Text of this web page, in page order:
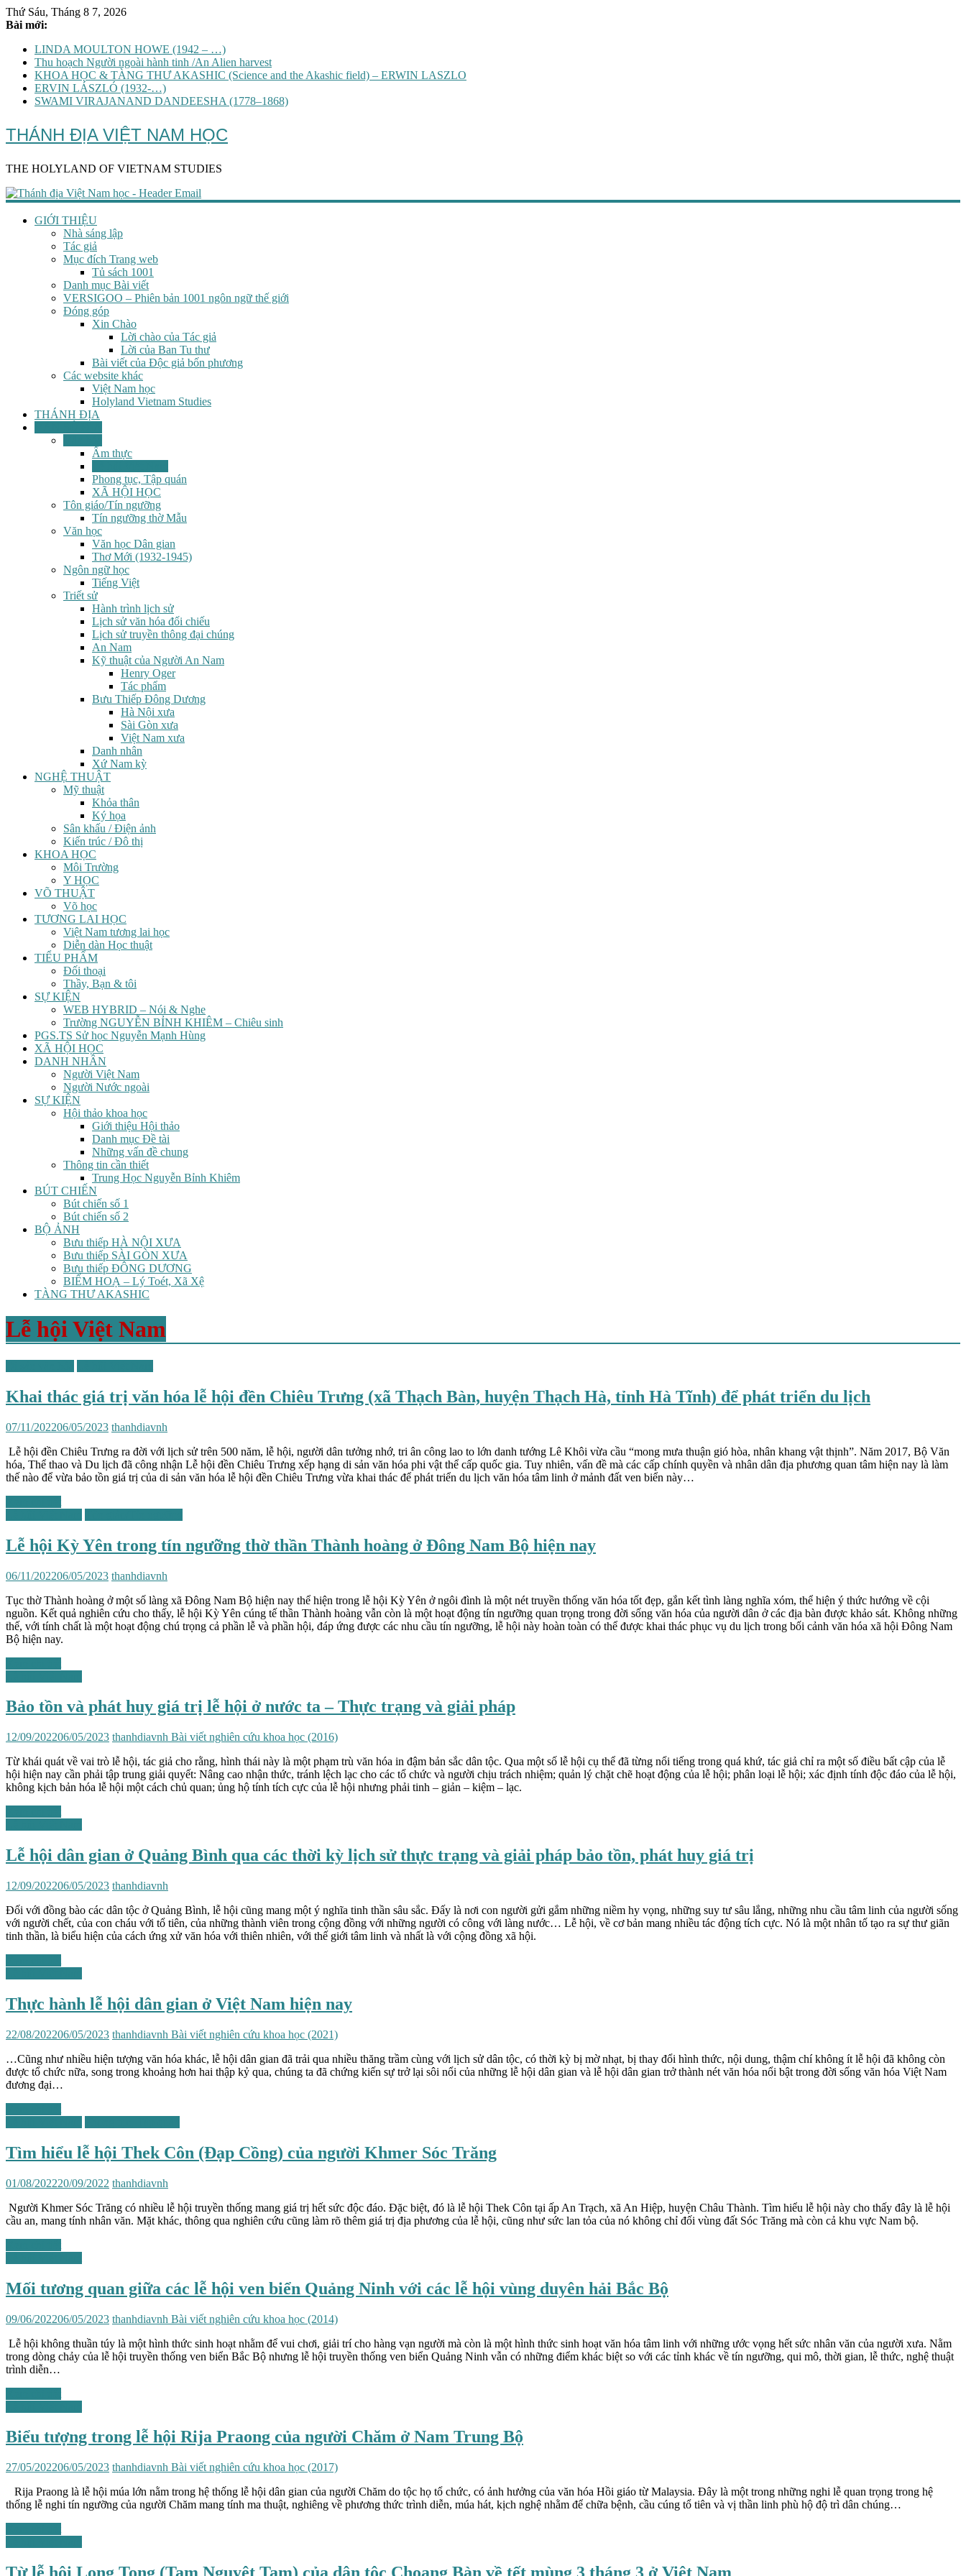
Thứ Sáu, Tháng 8 7, 2026
Bài mới:
LINDA MOULTON HOWE (1942 – …)
Thu hoạch Người ngoài hành tinh /An Alien harvest
KHOA HỌC & TÀNG THƯ AKASHIC (Science and the Akashic field) – ERWIN LASZLO
ERVIN LÁSZLÓ (1932-…)
SWAMI VIRAJANAND DANDEESHA (1778–1868)
THÁNH ĐỊA VIỆT NAM HỌC
THE HOLYLAND OF VIETNAM STUDIES
GIỚI THIỆU
Nhà sáng lập
Tác giả
Mục đích Trang web
Tủ sách 1001
Danh mục Bài viết
VERSIGOO – Phiên bản 1001 ngôn ngữ thế giới
Đóng góp
Xin Chào
Lời chào của Tác giả
Lời của Ban Tu thư
Bài viết của Độc giả bốn phương
Các website khác
Việt Nam học
Holyland Vietnam Studies
THÁNH ĐỊA
Ẩm thực
Phong tục, Tập quán
XÃ HỘI HỌC
Tôn giáo/Tín ngưỡng
Tín ngưỡng thờ Mẫu
Văn học
Văn học Dân gian
Thơ Mới (1932-1945)
Ngôn ngữ học
Tiếng Việt
Triết sử
Hành trình lịch sử
Lịch sử văn hóa đối chiếu
Lịch sử truyền thông đại chúng
An Nam
Kỹ thuật của Người An Nam
Henry Oger
Tác phẩm
Bưu Thiếp Đông Dương
Hà Nội xưa
Sài Gòn xưa
Việt Nam xưa
Danh nhân
Xứ Nam kỳ
NGHỆ THUẬT
Mỹ thuật
Khỏa thân
Ký họa
Sân khấu / Điện ảnh
Kiến trúc / Đô thị
KHOA HỌC
Môi Trường
Y HỌC
VÕ THUẬT
Võ học
TƯƠNG LAI HỌC
Việt Nam tương lai học
Diễn dàn Học thuật
TIỂU PHẨM
Đối thoại
Thầy, Bạn & tôi
SỰ KIỆN
WEB HYBRID – Nói & Nghe
Trường NGUYỄN BỈNH KHIÊM – Chiêu sinh
PGS.TS Sử học Nguyễn Mạnh Hùng
XÃ HỘI HỌC
DANH NHÂN
Người Việt Nam
Người Nước ngoài
SỰ KIỆN
Hội thảo khoa học
Giới thiệu Hội thảo
Danh mục Đề tài
Những vấn đề chung
Thông tin cần thiết
Trung Học Nguyễn Bỉnh Khiêm
BÚT CHIẾN
Bút chiến số 1
Bút chiến số 2
BỘ ẢNH
Bưu thiếp HÀ NỘI XƯA
Bưu thiếp SÀI GÒN XƯA
Bưu thiếp ĐÔNG DƯƠNG
BIẾM HOẠ – Lý Toét, Xã Xệ
TÀNG THƯ AKASHIC
Lễ hội Việt Nam
Khai thác giá trị văn hóa lễ hội đền Chiêu Trưng (xã Thạch Bàn, huyện Thạch Hà, tỉnh Hà Tĩnh) để phát triển du lịch
07/11/202206/05/2023 thanhdiavnh
Lễ hội đền Chiêu Trưng ra đời với lịch sử trên 500 năm, lễ hội, người dân tưởng nhớ, tri ân công lao to lớn danh tướng Lê Khôi vừa cầu “mong mưa thuận gió hòa, nhân khang vật thịnh”. Năm 2017, Bộ Văn
hóa, Thể thao và Du lịch đã công nhận Lễ hội đền Chiêu Trưng xếp hạng di sản văn hóa phi vật thể cấp quốc gia. Tuy nhiên, vấn đề mà các cấp chính quyền và nhân dân địa phương quan tâm hiện nay là làm
thế nào để vừa bảo tồn giá trị của di sản văn hóa lễ hội đền Chiêu Trưng vừa khai thác để phát triển du lịch văn hóa tâm linh ở mảnh đất ven biển này…
Lễ hội Kỳ Yên trong tín ngưỡng thờ thần Thành hoàng ở Đông Nam Bộ hiện nay
06/11/202206/05/2023 thanhdiavnh
Tục thờ Thành hoàng ở một số làng xã Đông Nam Bộ hiện nay thể hiện trong lễ hội Kỳ Yên ở ngôi đình là một nét truyền thống văn hóa tốt đẹp, gắn kết tình làng nghĩa xóm, thể hiện ý thức hướng về cội
nguồn. Kết quả nghiên cứu cho thấy, lễ hội Kỳ Yên cúng tế thần Thành hoàng vẫn còn là một hoạt động tín ngưỡng quan trọng trong đời sống văn hóa của người dân ở các địa bàn được khảo sát. Không những
thế, với tính chất là một hoạt động chú trọng cả phần lễ và phần hội, đáp ứng được các nhu cầu tín ngưỡng, lễ hội này hoàn toàn có thể được khai thác phục vụ du lịch trong bối cảnh văn hóa xã hội Đông Nam
Bộ hiện nay.
Bảo tồn và phát huy giá trị lễ hội ở nước ta – Thực trạng và giải pháp
12/09/202206/05/2023 thanhdiavnh Bài viết nghiên cứu khoa học (2016)
Từ khái quát về vai trò lễ hội, tác giả cho rằng, hình thái này là một phạm trù văn hóa in đậm bản sắc dân tộc. Qua một số lễ hội cụ thể đã từng nổi tiếng trong quá khứ, tác giả chỉ ra một số điều bất cập của lễ
hội hiện nay cần phải tập trung giải quyết: Nâng cao nhận thức, tránh lệch lạc cho các tổ chức và người chịu trách nhiệm; quản lý chặt chẽ hoạt động của lễ hội; phân loại lễ hội; xác định tính độc đáo của lễ hội,
không kịch bản hóa lễ hội một cách chủ quan; ủng hộ tính tích cực của lễ hội nhưng phải tinh – giản – kiệm – lạc.
Lễ hội dân gian ở Quảng Bình qua các thời kỳ lịch sử thực trạng và giải pháp bảo tồn, phát huy giá trị
12/09/202206/05/2023 thanhdiavnh
Đối với đồng bào các dân tộc ở Quảng Bình, lễ hội cũng mang một ý nghĩa tinh thần sâu sắc. Đấy là nơi con người gửi gắm những niềm hy vọng, những suy tư sâu lắng, những nhu cầu tâm linh của người sống
với người chết, của con cháu với tổ tiên, của những thành viên trong cộng đồng với những người có công với làng nước… Lễ hội, về cơ bản mang nhiều tác động tích cực. Nó là một nhân tố tạo ra sự thư giãn
tinh thần, là biểu hiện của cách ứng xử văn hóa với thiên nhiên, với thế giới tâm linh và nhất là với cộng đồng xã hội.
Thực hành lễ hội dân gian ở Việt Nam hiện nay
22/08/202206/05/2023 thanhdiavnh Bài viết nghiên cứu khoa học (2021)
…Cũng như nhiều hiện tượng văn hóa khác, lễ hội dân gian đã trải qua nhiều thăng trầm cùng với lịch sử dân tộc, có thời kỳ bị mờ nhạt, bị thay đổi hình thức, nội dung, thậm chí không ít lễ hội đã không còn
được tổ chức nữa, song trong khoảng hơn hai thập kỷ qua, chúng ta đã chứng kiến sự trở lại sôi nổi của những lễ hội dân gian và lễ hội dân gian trở thành nét văn hóa nổi bật trong đời sống văn hóa Việt Nam
đương đại…
Tìm hiểu lễ hội Thek Côn (Đạp Cồng) của người Khmer Sóc Trăng
01/08/202220/09/2022 thanhdiavnh
Người Khmer Sóc Trăng có nhiều lễ hội truyền thống mang giá trị hết sức độc đáo. Đặc biệt, đó là lễ hội Thek Côn tại ấp An Trạch, xã An Hiệp, huyện Châu Thành. Tìm hiểu lễ hội này cho thấy đây là lễ hội
cầu an, mang tính nhân văn. Mặt khác, thông qua nghiên cứu cũng làm rõ thêm giá trị địa phương của lễ hội, cũng như sức lan tỏa của nó không chỉ đối vùng đất Sóc Trăng mà còn cả khu vực Nam bộ.
Mối tương quan giữa các lễ hội ven biển Quảng Ninh với các lễ hội vùng duyên hải Bắc Bộ
09/06/202206/05/2023 thanhdiavnh Bài viết nghiên cứu khoa học (2014)
Lễ hội không thuần túy là một hình thức sinh hoạt nhằm để vui chơi, giải trí cho hàng vạn người mà còn là một hình thức sinh hoạt văn hóa tâm linh với những ước vọng hết sức nhân văn của người xưa. Nằm
trong dòng chảy của lễ hội truyền thống ven biển Bắc Bộ nhưng lễ hội truyền thống ven biển Quảng Ninh vẫn có những điểm khác biệt so với các tỉnh khác về tín ngưỡng, qui mô, thời gian, lễ thức, nghệ thuật
trình diễn…
Biểu tượng trong lễ hội Rija Praong của người Chăm ở Nam Trung Bộ
27/05/202206/05/2023 thanhdiavnh Bài viết nghiên cứu khoa học (2017)
Rija Praong là lễ hội múa lớn nằm trong hệ thống lễ hội dân gian của người Chăm do tộc họ tổ chức, có ảnh hưởng của văn hóa Hồi giáo từ Malaysia. Đây là một trong những nghi lễ quan trọng trong hệ
thống lễ nghi tín ngưỡng của người Chăm mang tính ma thuật, nghiêng về phương thức trình diễn, múa hát, kịch nghệ nhằm để chữa bệnh, cầu cúng tổ tiên và vị thần linh phù hộ độ trì dân chúng…